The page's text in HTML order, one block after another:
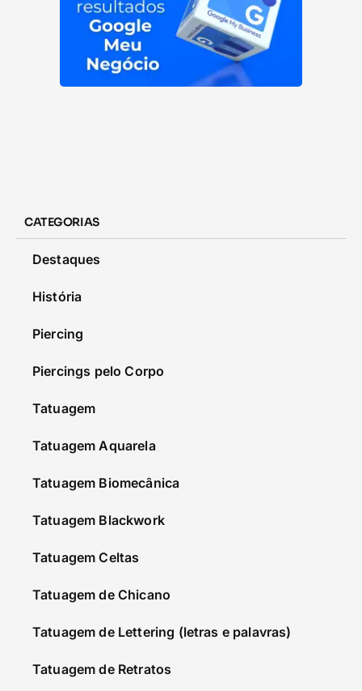
CATEGORIAS
Destaques
História
Piercing
Piercings pelo Corpo
Tatuagem
Tatuagem Aquarela
Tatuagem Biomecânica
Tatuagem Blackwork
Tatuagem Celtas
Tatuagem de Chicano
Tatuagem de Lettering (letras e palavras)
Tatuagem de Retratos